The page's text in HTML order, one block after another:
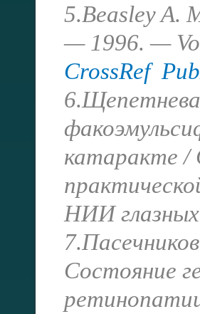
5.Beasley A.
— 1996. —
CrossRef
катаракте /
НИИ
Состояние